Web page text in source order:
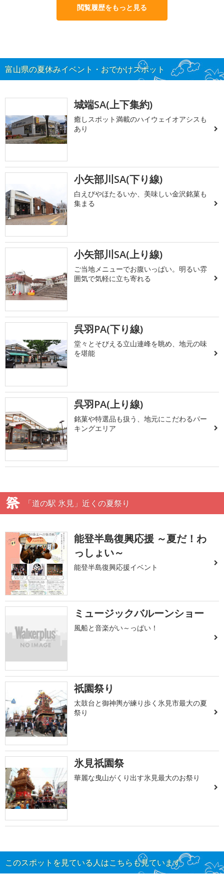
閲覧履歴をもっと見る
富山県の夏休みイベント・おでかけスポット
城端SA(上下集約)
癒しスポット満載のハイウェイオアシスも
あり
小矢部川SA(下り線)
白えびやほたるいか、美味しい金沢銘菓も
集まる
小矢部川SA(上り線)
ご当地メニューでお腹いっぱい。明るい雰
囲気で気軽に立ち寄れる
呉羽PA(下り線)
堂々とそびえる立山連峰を眺め、地元の味
を堪能
呉羽PA(上り線)
銘菓や特選品も扱う、地元にこだわるパー
キングエリア
「道の駅 氷見」近くの夏祭り
能登半島復興応援 ～夏だ！わ
っしょい～
能登半島復興応援イベント
ミュージックバルーンショー
風船と音楽がい～っぱい！
祇園祭り
太鼓台と御神輿が練り歩く氷見市最大の夏
祭り
氷見祇園祭
華麗な曳山がくり出す氷見最大のお祭り
このスポットを見ている人はこちらも見ています